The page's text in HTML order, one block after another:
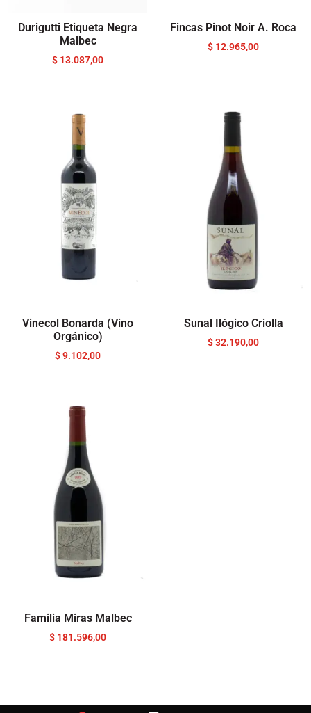
Durigutti Etiqueta Negra
Malbec
$ 13.087,00
Fincas Pinot Noir A. Roca
$ 12.965,00
Vinecol Bonarda (Vino
Orgánico)
$9.102,00
Sunal Ilógico Criolla
$32.190,00
Familia Miras Malbec
$ 181.596,00